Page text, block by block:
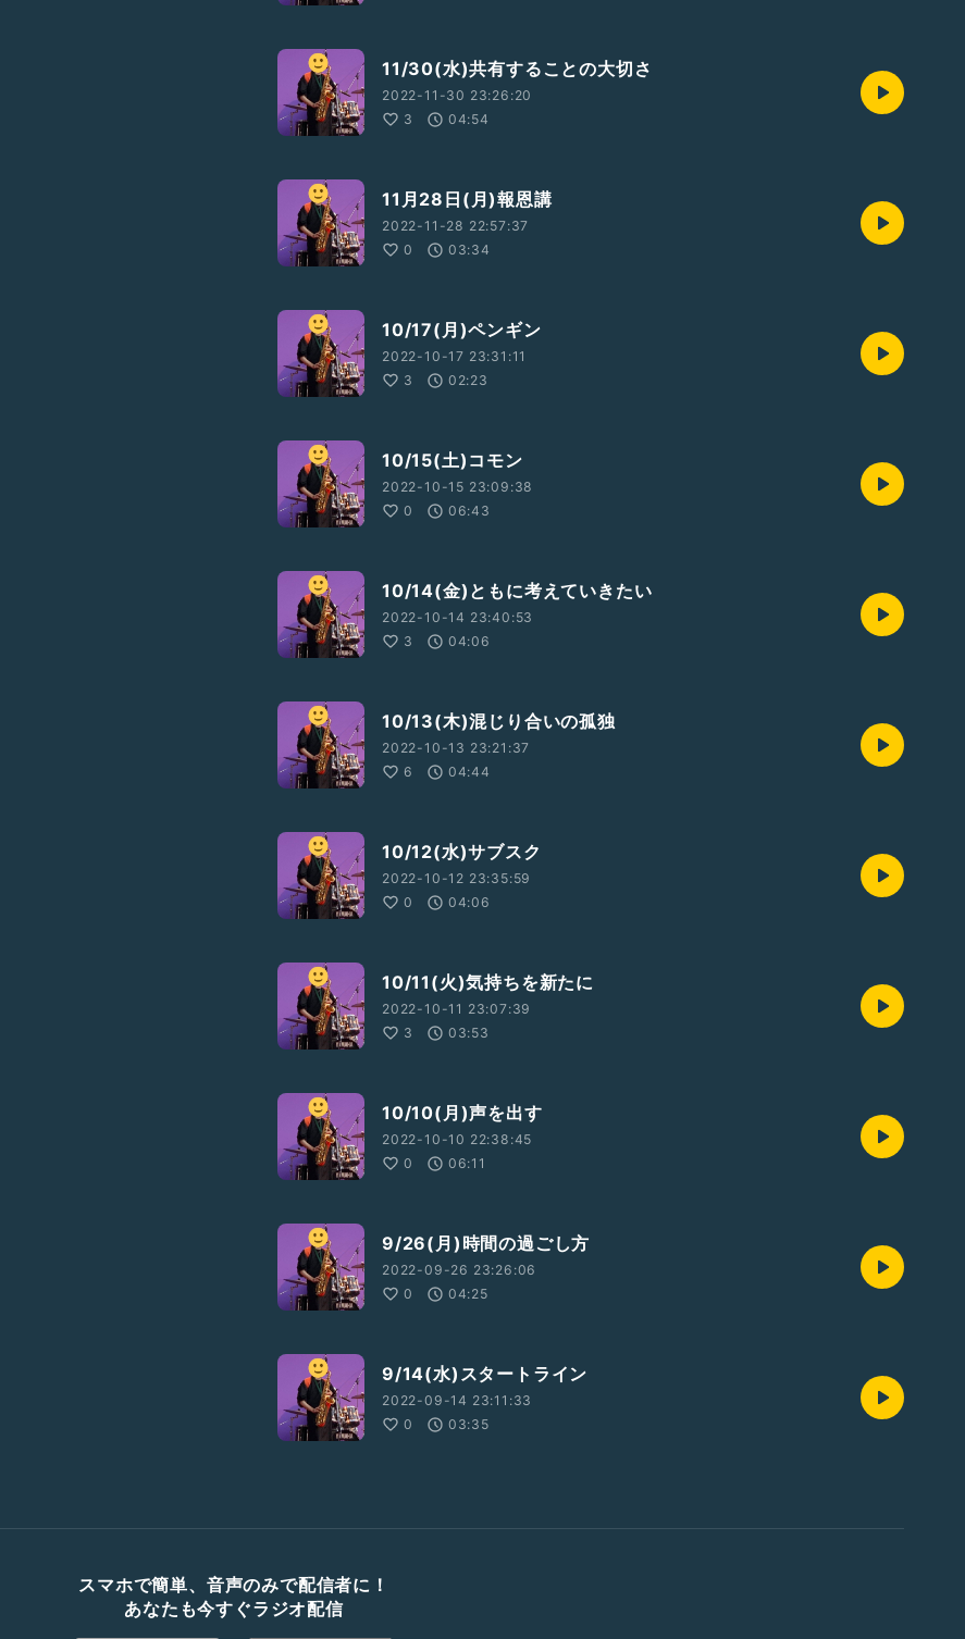
11/30(水)共有することの大切さ
2022-11-30 23:26:20
3
04:54
11月28日(月)報恩講
2022-11-28 22:57:37
0
03:34
10/17(月)ペンギン
2022-10-17 23:31:11
3
02:23
10/15(土)コモン
2022-10-15 23:09:38
0
06:43
10/14(金)ともに考えていきたい
2022-10-14 23:40:53
3
04:06
10/13(木)混じり合いの孤独
2022-10-13 23:21:37
6
04:44
10/12(水)サブスク
2022-10-12 23:35:59
0
04:06
10/11(火)気持ちを新たに
2022-10-11 23:07:39
3
03:53
10/10(月)声を出す
2022-10-10 22:38:45
0
06:11
9/26(月)時間の過ごし方
2022-09-26 23:26:06
0
04:25
9/14(水)スタートライン
2022-09-14 23:11:33
0
03:35
スマホで簡単、音声のみで配信者に！
あなたも今すぐラジオ配信